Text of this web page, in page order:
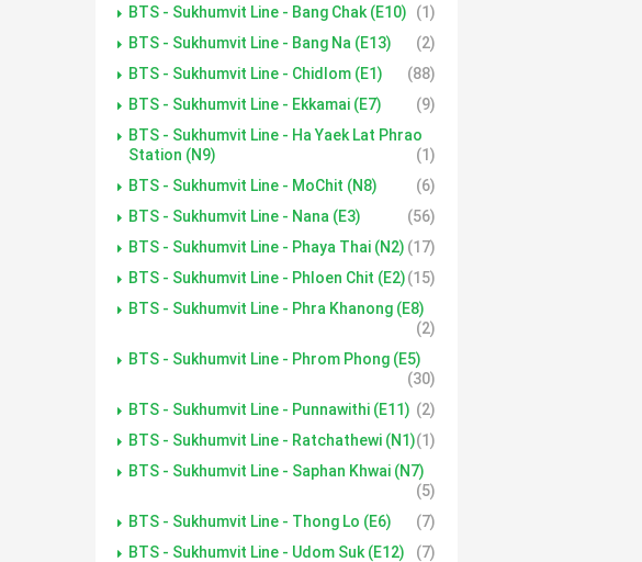
BTS - Sukhumvit Line - Bang Chak (E10)
(1)
BTS - Sukhumvit Line - Bang Na (E13)
(2)
BTS - Sukhumvit Line - Chidlom (E1)
(88)
BTS - Sukhumvit Line - Ekkamai (E7)
(9)
BTS - Sukhumvit Line - Ha Yaek Lat Phrao
Station (N9)
(1)
BTS - Sukhumvit Line - MoChit (N8)
(6)
BTS - Sukhumvit Line - Nana (E3)
(56)
BTS - Sukhumvit Line - Phaya Thai (N2) (17)
BTS - Sukhumvit Line - Phloen Chit (E2)(15)
BTS - Sukhumvit Line - Phra Khanong (E8)
(2)
BTS - Sukhumvit Line - Phrom Phong (E5)
(30)
BTS - Sukhumvit Line - Punnawithi (E11) (2)
BTS - Sukhumvit Line - Ratchathewi (N1)(1)
BTS - Sukhumvit Line - Saphan Khwai (N7)
(5)
BTS - Sukhumvit Line - Thong Lo (E6)
(7)
BTS - Sukhumvit Line - Udom Suk (E12)
(7)